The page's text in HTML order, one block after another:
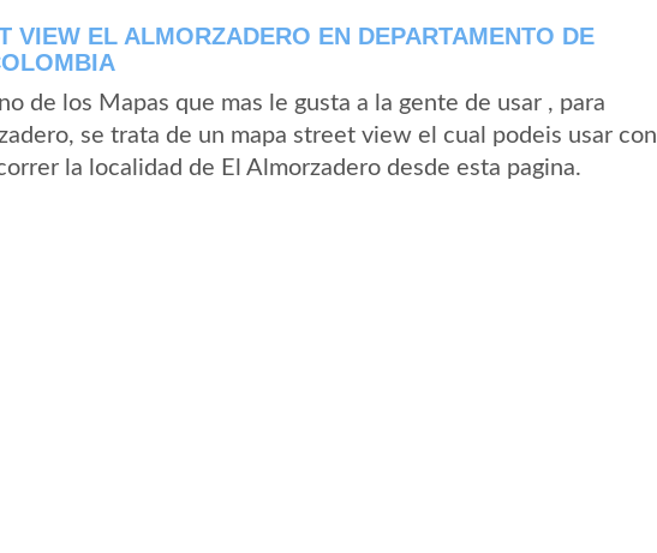
VIEW EL ALMORZADERO EN DEPARTAMENTO DE
de los Mapas que mas le gusta a la gente de usar , para
se trata de un mapa street view el cual podeis usar con
la localidad de El Almorzadero desde esta pagina.